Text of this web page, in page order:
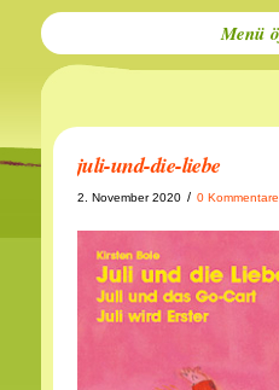
Menü
juli-und-die-liebe
2. November 2020 / 0 Kommentare